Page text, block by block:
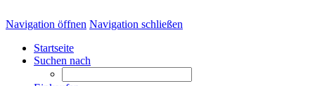
Navigation öffnen Navigation schließen
Startseite
Suchen nach